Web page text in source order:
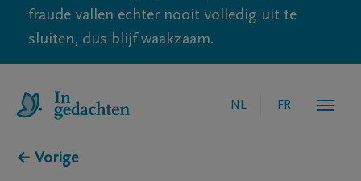
fraude vallen echter nooit volledig uit te
sluiten, dus blijf waakzaam.
NL FR
← Vorige